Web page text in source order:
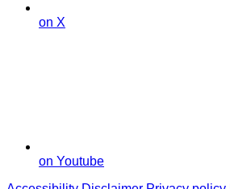
on X
on Youtube